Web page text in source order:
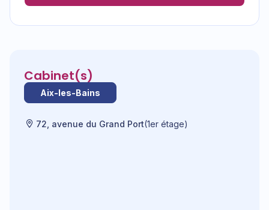
Cabinet(s)
Aix-les-Bains
72, avenue du Grand Port(1er étage)